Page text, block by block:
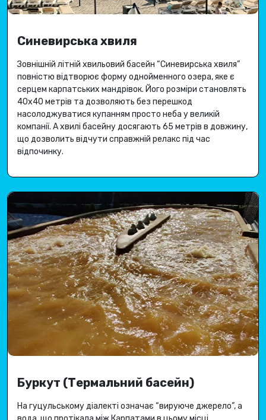
Синевирська хвиля
Зовнішній літній хвильовий басейн “Синевирська хвиля”
повністю відтворює форму однойменного озера, яке є
серцем карпатських мандрівок. Його розміри становлять
40х40 метрів та дозволяють без перешкод
насолоджуватися купанням просто неба у великій
компанії. А хвилі басейну досягають 65 метрів в довжину,
що дозволить відчути справжній релакс під час
відпочинку.
Буркут (Термальний басейн)
На гуцульському діалекті означає “вируюче джерело”, а